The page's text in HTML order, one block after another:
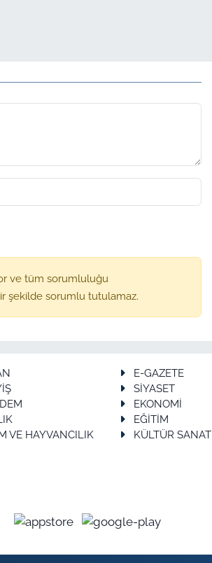
ve tüm sorumluluğu
şekilde sorumlu tutulamaz.
E-GAZETE
SİYASET
EKONOMİ
EĞİTİM
VE HAYVANCILIK
KÜLTÜR SANAT